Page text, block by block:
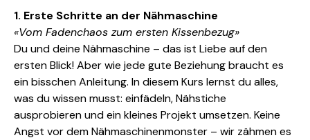
1. Erste Schritte an der Nähmaschine
«Vom Fadenchaos zum ersten Kissenbezug»
Du und deine Nähmaschine – das ist Liebe auf den
ersten Blick! Aber wie jede gute Beziehung braucht es
ein bisschen Anleitung. In diesem Kurs lernst du alles,
was du wissen musst: einfädeln, Nähstiche
ausprobieren und ein kleines Projekt umsetzen. Keine
Angst vor dem Nähmaschinenmonster – wir zähmen es